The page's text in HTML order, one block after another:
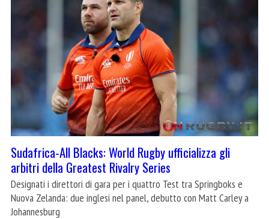
Sudafrica-All Blacks: World Rugby ufficializza gli
arbitri della Greatest Rivalry Series
Designati i direttori di gara per i quattro Test tra Springboks e
Nuova Zelanda: due inglesi nel panel, debutto con Matt Carley a
Johannesburg